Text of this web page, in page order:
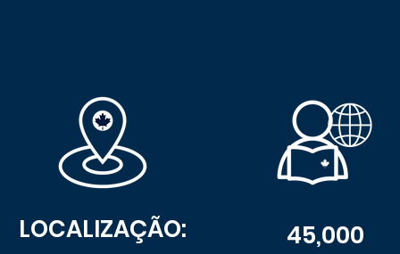
LOCALIZAÇÃO:
45,000